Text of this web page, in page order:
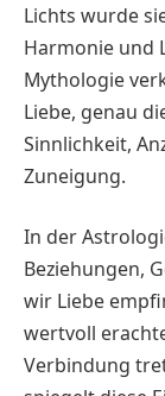
Lichts wurde
Harmonie und
Mythologie
Liebe, genau
Sinnlichkeit,
Zuneigung.
In der
Beziehungen,
wir Liebe
wertvoll
Verbindung